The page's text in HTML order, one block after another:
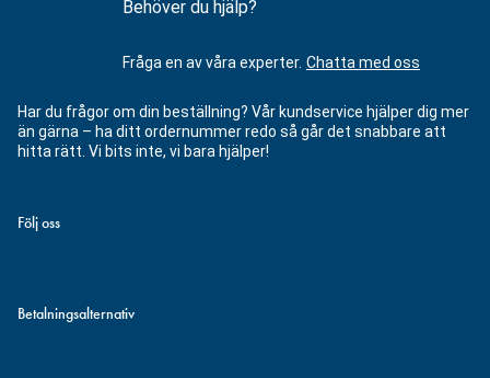
Behöver du hjälp?
Fråga en av våra experter. Chatta med oss
Har du frågor om din beställning? Vår kundservice hjälper dig mer
än gärna – ha ditt ordernummer redo så går det snabbare att
hitta rätt. Vi bits inte, vi bara hjälper!
Följ oss
Betalningsalternativ